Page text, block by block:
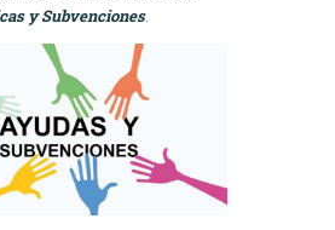
y Subvenciones.